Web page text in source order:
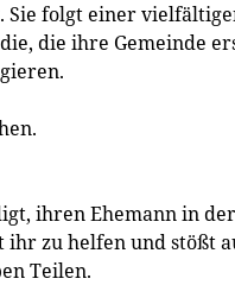
folgt einer
die ihre Gemeinde
ihren Ehemann in
zu helfen und stößt
Teilen.